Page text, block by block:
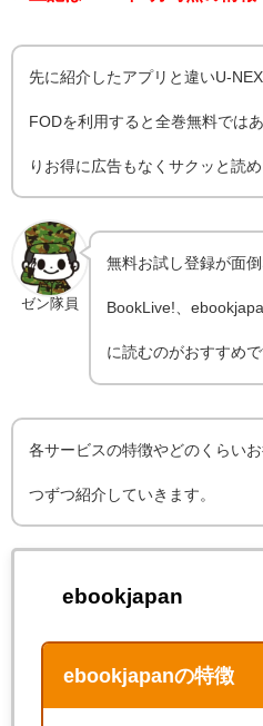
先に紹介したアプリと違いU-
FODを利用すると全巻無料では
りお得に広告もなくサクッと読め
ゼン隊員
無料お試し登録が面
BookLive!、
に読むのがおすすめで
各サービスの特徴やどのくらい
つずつ紹介していきます。
ebookjapan
ebookjapanの特徴